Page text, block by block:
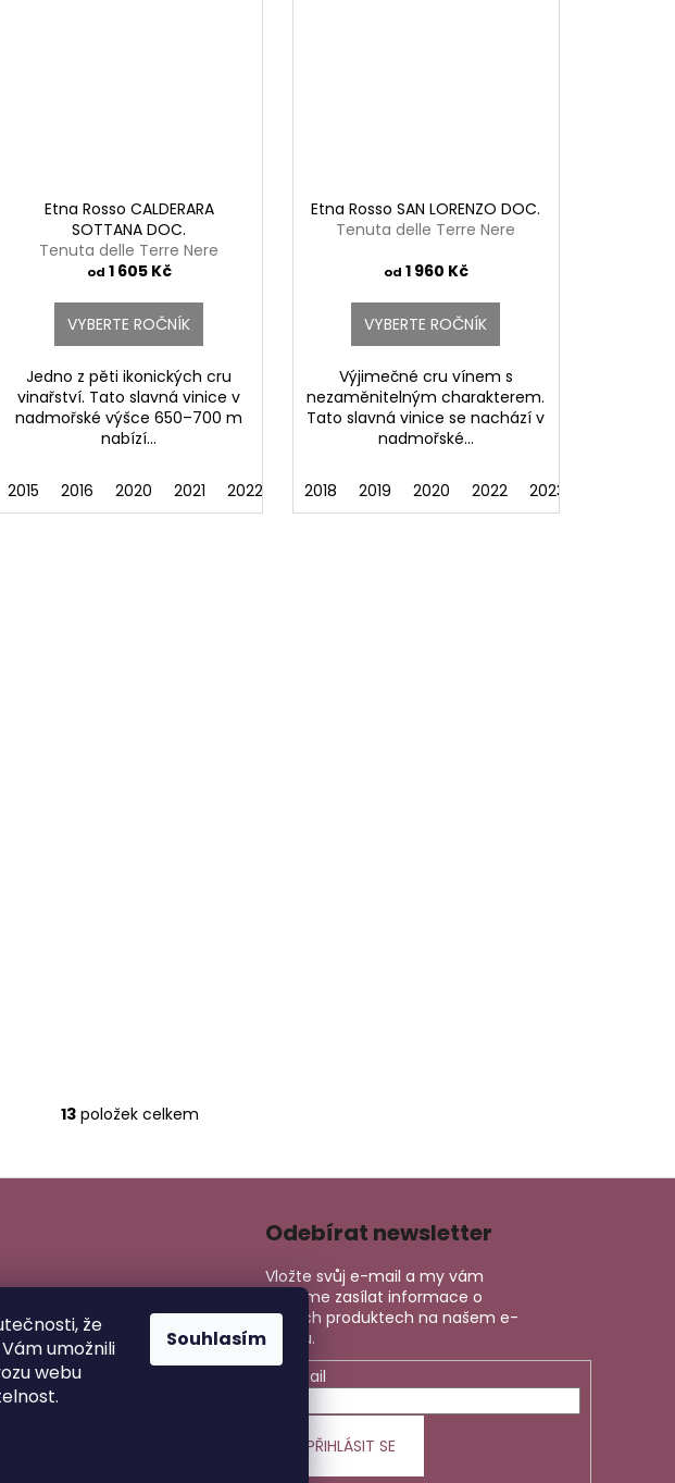
že
umožnili
webu
Souhlasím
Etna Rosso CALDERARA
SOTTANA DOC.
Tenuta delle Terre Nere
od 1 605 Kč
VYBERTE ROČNÍK
Jedno z pěti ikonických cru
vinařství. Tato slavná vinice v
nadmořské výšce 650–700 m
nabízí...
2015 2016 2020 2021 2022 2023
Etna Rosso SAN LORENZO DOC.
Tenuta delle Terre Nere
od 1 960 Kč
VYBERTE ROČNÍK
Výjimečné cru vínem s
nezaměnitelným charakterem.
Tato slavná vinice se nachází v
nadmořské...
2018 2019 2020 2022 2023
O
l
í
13položek celkem
Odebírat newsletter
Vložte svůj e-mail a my vám
budeme zasílat informace o
nových produktech na našem e-
shopu.
E-mail
PŘIHLÁSIT SE